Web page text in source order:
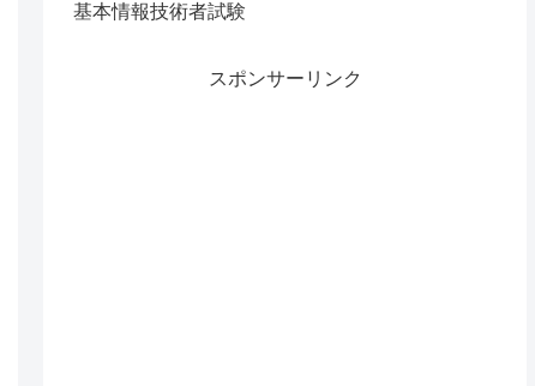
基本情報技術者試験
スポンサーリンク